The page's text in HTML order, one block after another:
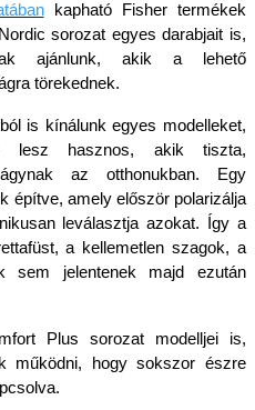
kapható Fisher termékek
sorozat egyes darabjait is,
ajánlunk, akik a lehető
törekednek.
is kínálunk egyes modelleket,
lesz hasznos, akik tiszta,
az otthonukban. Egy
építve, amely először polarizálja
leválasztja azokat. Így a
a kellemetlen szagok, a
sem jelentenek majd ezután
Plus sorozat modelljei is,
működni, hogy sokszor észre